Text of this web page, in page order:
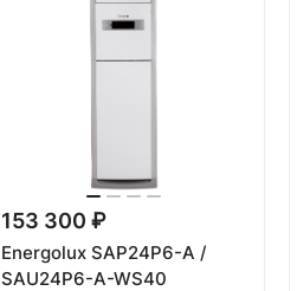
153 300 ₽
Energolux SAP24P6-A /
SAU24P6-A-WS40